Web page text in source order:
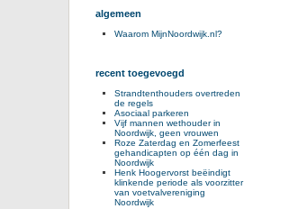
algemeen
Waarom MijnNoordwijk.nl?
recent toegevoegd
Strandtenthouders overtreden
de regels
Asociaal parkeren
Vijf mannen wethouder in
Noordwijk, geen vrouwen
Roze Zaterdag en Zomerfeest
gehandicapten op één dag in
Noordwijk
Henk Hoogervorst beëindigt
klinkende periode als voorzitter
van voetvalvereniging
Noordwijk